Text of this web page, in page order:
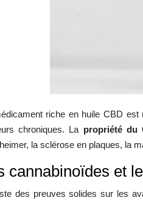
riche en huile CBD est
chroniques. La propriété du
la sclérose en plaques, la
cannabinoïdes et
des preuves solides sur les